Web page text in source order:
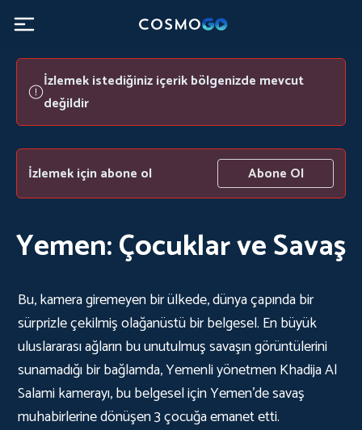
İzlemek istediğiniz içerik bölgenizde mevcut
değildir
İzlemek için abone ol Abone Ol
Yemen: Çocuklar ve Savaş
Bu, kamera giremeyen bir ülkede, dünya çapında bir
sürprizle çekilmiş olağanüstü bir belgesel. En büyük
uluslararası ağların bu unutulmuş savaşın görüntülerini
sunamadığı bir bağlamda, Yemenli yönetmen Khadija Al
Salami kamerayı, bu belgesel için Yemen'de savaş
muhabirlerine dönüşen 3 çocuğa emanet etti.